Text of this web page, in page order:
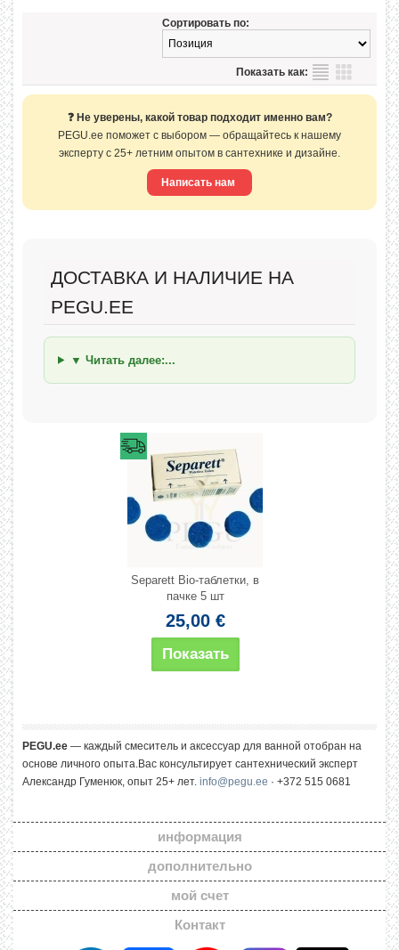
Сортировать по:
Показать как:
❓ Не уверены, какой товар подходит именно вам?
PEGU.ee поможет с выбором — обращайтесь к нашему
эксперту с 25+ летним опытом в сантехнике и дизайне.
Написать нам
ДОСТАВКА И НАЛИЧИЕ НА
PEGU.EE
▼ Читать далее:...
Separett Bio-таблетки, в
пачке 5 шт
25,00 €
Показать
PEGU.ee — каждый смеситель и аксессуар для ванной отобран на
основе личного опыта.Вас консультирует сантехнический эксперт
Александр Гуменюк, опыт 25+ лет. info@pegu.ee · +372 515 0681
информация
дополнительно
мой счет
Контакт